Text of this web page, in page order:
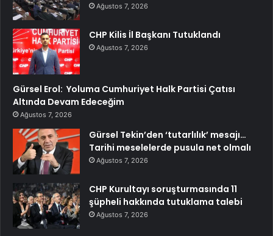
Ağustos 7, 2026
CHP Kilis İl Başkanı Tutuklandı
Ağustos 7, 2026
Gürsel Erol: Yoluma Cumhuriyet Halk Partisi Çatısı
Altında Devam Edeceğim
Ağustos 7, 2026
Gürsel Tekin’den ‘tutarlılık’ mesajı…
Tarihi meselelerde pusula net olmalı
Ağustos 7, 2026
CHP Kurultayı soruşturmasında 11
şüpheli hakkında tutuklama talebi
Ağustos 7, 2026